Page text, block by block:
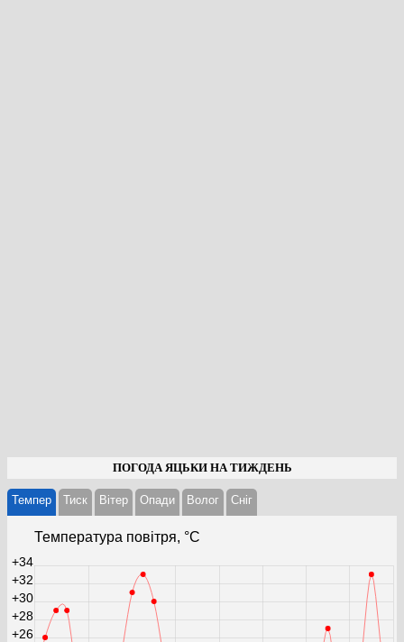
ПОГОДА ЯЦЬКИ НА ТИЖДЕНЬ
Темпер Тиск Вітер Опади Волог Cніг
Температура повітря, °С
+26
+28
+30
+32
+34